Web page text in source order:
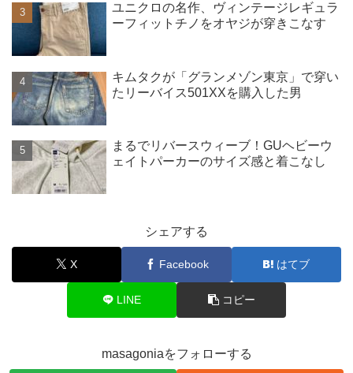
ユニクロの名作、ヴィンテージレギュラ
ーフィットチノをオヤジが穿きこなす
キムタクが「グランメゾン東京」で穿い
たリーバイス501XXを購入した男
まるでリバースウィーブ！GUヘビーウ
ェイトパーカーのサイズ感と着こなし
シェアする
X Facebook はてブ
LINE コピー
masagoniaをフォローする